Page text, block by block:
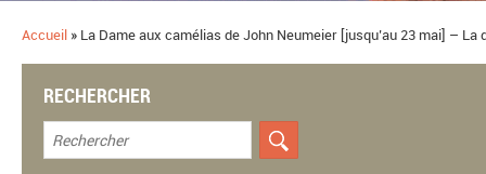
Accueil » La Dame aux camélias de John Neumeier [jusqu’au 23 mai] –
RECHERCHER